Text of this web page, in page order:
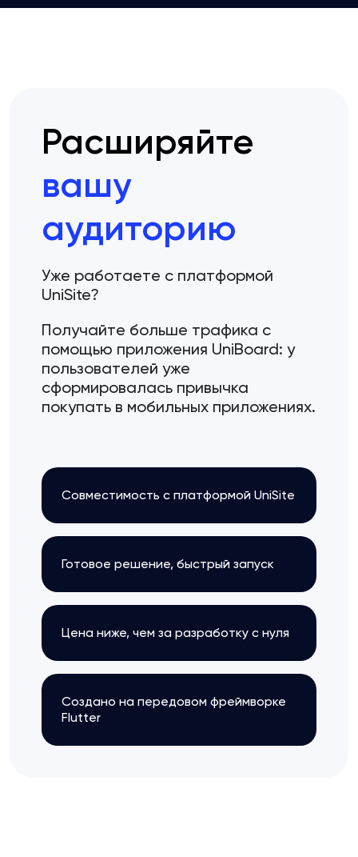
Расширяйте
вашу
аудиторию
Уже работаете с платформой
UniSite?
Получайте больше трафика с
помощью приложения UniBoard: у
пользователей уже
сформировалась привычка
покупать в мобильных приложениях.
Совместимость с платформой UniSite
Готовое решение, быстрый запуск
Цена ниже, чем за разработку с нуля
Создано на передовом фреймворке
Flutter